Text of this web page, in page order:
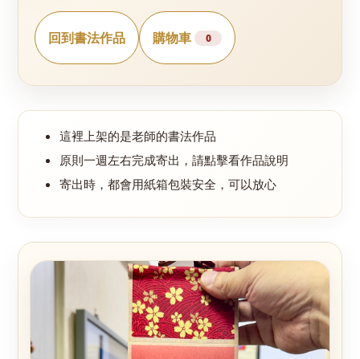
回到書法作品 購物車 0
這裡上架的是老師的書法作品
原則一週左右完成寄出，請點擊看作品說明
寄出時，都會用紙箱包裝安全，可以放心